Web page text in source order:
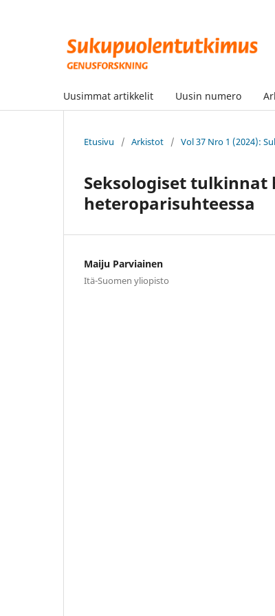
Uusimmat artikkelit Uusin numero
Etusivu / Arkistot / Vol 37 Nro 1 (2024):
Seksologiset
heteroparisuhteessa
Maiju Parviainen
Itä-Suomen yliopisto